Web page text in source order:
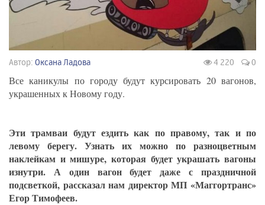
Автор: Оксана Ладова 4 220 0
Все каникулы по городу будут курсировать 20 вагонов,
украшенных к Новому году.
Эти трамваи будут ездить как по правому, так и по
левому берегу. Узнать их можно по разноцветным
наклейкам и мишуре, которая будет украшать вагоны
изнутри. А один вагон будет даже с праздничной
подсветкой, рассказал нам директор МП «Маггортранс»
Егор Тимофеев.